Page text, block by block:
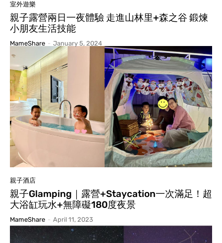
室外遊樂
親子露營兩日一夜體驗 走進山林里+森之谷 鍛煉
小朋友生活技能
MameShare - January 5, 2024
親子酒店
親子Glamping｜露營+Staycation一次滿足！超
大浴缸玩水+無障礙180度夜景
MameShare - April 11, 2023